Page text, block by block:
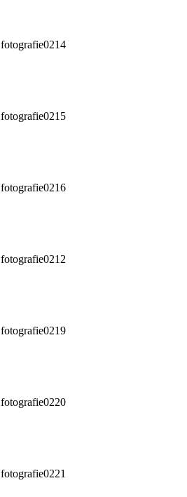
fotografie0214
fotografie0215
fotografie0216
fotografie0212
fotografie0219
fotografie0220
fotografie0221